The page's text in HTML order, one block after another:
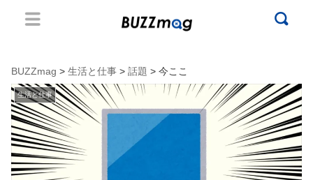
BUZZmag > 生活と仕事 > 話題 > 今ここ
生活と仕事